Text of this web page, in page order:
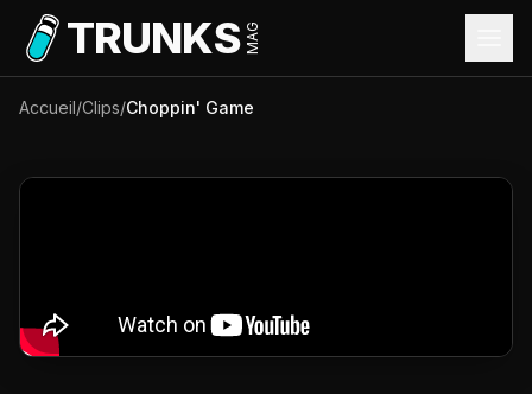
Aller au contenu principal
TRUNKSMAG
Accueil/Clips/Choppin' Game